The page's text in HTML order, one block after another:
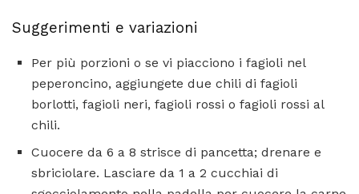
Suggerimenti e variazioni
Per più porzioni o se vi piacciono i fagioli nel
peperoncino, aggiungete due chili di fagioli
borlotti, fagioli neri, fagioli rossi o fagioli rossi al
chili.
Cuocere da 6 a 8 strisce di pancetta; drenare e
sbriciolare. Lasciare da 1 a 2 cucchiai di